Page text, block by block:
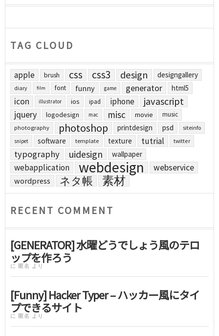
TAG CLOUD
apple brush css css3 design designgallery
diary film font funny game generator html5
icon illustrator ios ipad iphone javascript
jquery logodesign mac misc movie music
photography photoshop printdesign psd siteinfo
snipet software template texture tutrial twitter
typography uidesign wallpaper
webapplication webdesign webservice
wordpress ネタ帳 素材
RECENT COMMENT
[GENERATOR] 水曜どうでしょう風のテロ
ップを作ろう
に 匿名 より
[Funny] Hacker Typer – ハッカー風にタイ
プできるサイト
に 匿名 より